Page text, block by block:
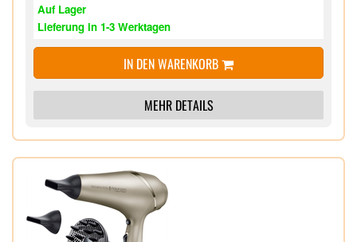
Automatische Sicherheitsabschaltung nach 60
Minuten,
Transportverriegelung, Weltweite
Spannungsanpassung,
Kabeldrehgelenk, Hitzebeständige
Aufbewahrungstasche,
Auf Lager
Lieferung in 1-3 Werktagen
IN DEN WARENKORB
MEHR DETAILS